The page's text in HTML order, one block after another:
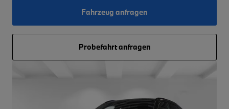
Fahrzeug anfragen
Probefahrt anfragen